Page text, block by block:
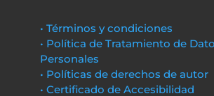
• Términos y condiciones
• Política de Tratamiento de
Personales
• Políticas de derechos de autor
• Certificado de Accesibilidad